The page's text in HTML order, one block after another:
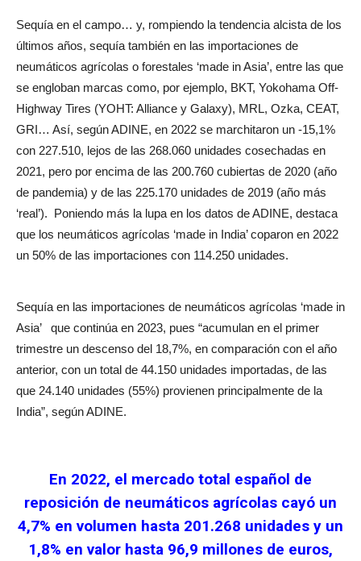
Sequía en el campo… y, rompiendo la tendencia alcista de los
últimos años, sequía también en las importaciones de
neumáticos agrícolas o forestales ‘made in Asia’, entre las que
se engloban marcas como, por ejemplo, BKT, Yokohama Off-
Highway Tires (YOHT: Alliance y Galaxy), MRL, Ozka, CEAT,
GRI… Así, según ADINE, en 2022 se marchitaron un -15,1%
con 227.510, lejos de las 268.060 unidades cosechadas en
2021, pero por encima de las 200.760 cubiertas de 2020 (año
de pandemia) y de las 225.170 unidades de 2019 (año más
‘real’). Poniendo más la lupa en los datos de ADINE, destaca
que los neumáticos agrícolas ‘made in India’ coparon en 2022
un 50% de las importaciones con 114.250 unidades.
Sequía en las importaciones de neumáticos agrícolas ‘made in
Asia’
que continúa en 2023, pues “acumulan en el primer
trimestre un descenso del 18,7%, en comparación con el año
anterior, con un total de 44.150 unidades importadas, de las
que 24.140 unidades (55%) provienen principalmente de la
India”, según ADINE.
En 2022, el mercado total español de
reposición de neumáticos agrícolas cayó un
4,7% en volumen hasta 201.268 unidades y un
1,8% en valor hasta 96,9 millones de euros,